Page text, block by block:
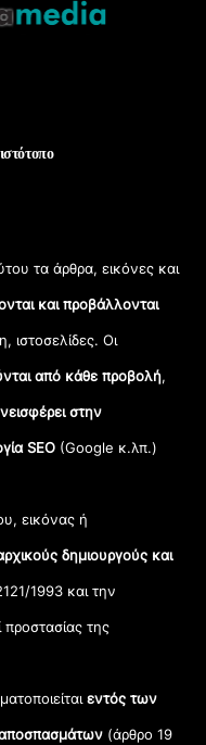
τα άρθρα, εικόνες και
και προβάλλονται
ιστοσελίδες. Οι
από κάθε προβολή,
στην
SEO (Google κ.λπ.)
εικόνας ή
δημιουργούς και
1993 και την
της
εντός των
αποσπασμάτων (άρθρο 19